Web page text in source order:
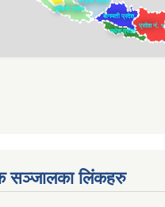
सञ्जालका लिंकहरु